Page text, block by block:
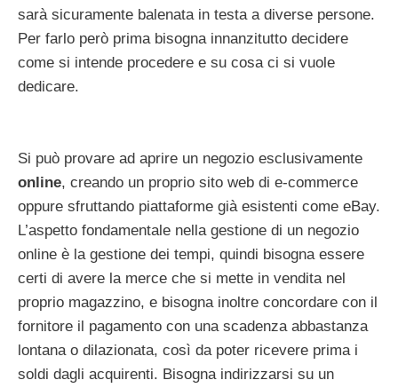
sarà sicuramente balenata in testa a diverse persone.
Per farlo però prima bisogna innanzitutto decidere
come si intende procedere e su cosa ci si vuole
dedicare.
Si può provare ad aprire un negozio esclusivamente
online, creando un proprio sito web di e-commerce
oppure sfruttando piattaforme già esistenti come eBay.
L’aspetto fondamentale nella gestione di un negozio
online è la gestione dei tempi, quindi bisogna essere
certi di avere la merce che si mette in vendita nel
proprio magazzino, e bisogna inoltre concordare con il
fornitore il pagamento con una scadenza abbastanza
lontana o dilazionata, così da poter ricevere prima i
soldi dagli acquirenti. Bisogna indirizzarsi su un